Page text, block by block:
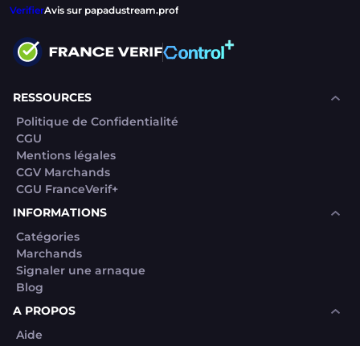
VerifierAvis sur papadustream.prof
RESSOURCES
Politique de Confidentialité
CGU
Mentions légales
CGV Marchands
CGU FranceVerif+
INFORMATIONS
Catégories
Marchands
Signaler une arnaque
Blog
A PROPOS
Aide